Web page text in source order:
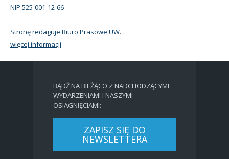
NIP 525-001-12-66
Stronę redaguje Biuro Prasowe UW.
więcej informacji
BĄDŹ NA BIEŻĄCO Z NADCHODZĄCYMI
WYDARZENIAMI I NASZYMI
OSIĄGNIĘCIAMI:
ZAPISZ SIĘ DO
NEWSLETTERA